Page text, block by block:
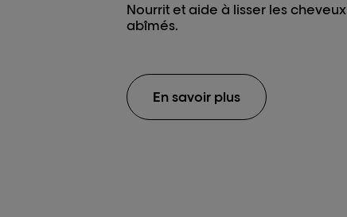
Nourrit et aide à lisser les cheveux
abîmés.
En savoir plus